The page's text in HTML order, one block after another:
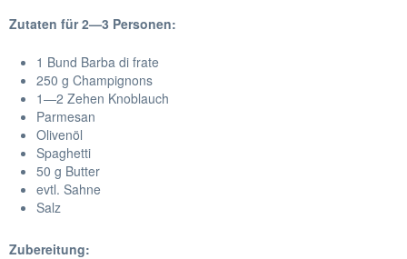
Zutaten für 2—3 Personen:
1 Bund Barba di frate
250 g Champignons
1—2 Zehen Knoblauch
Parmesan
Olivenöl
Spaghetti
50 g Butter
evtl. Sahne
Salz
Zubereitung: